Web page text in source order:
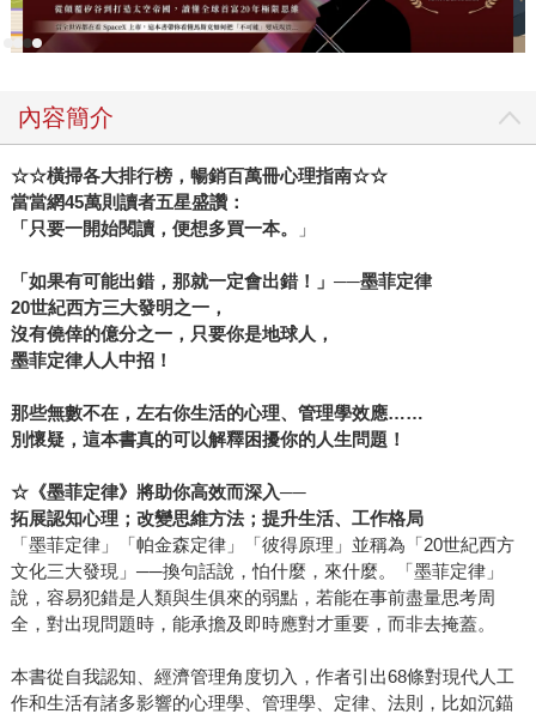
內容簡介
☆☆橫掃各大排行榜，暢銷百萬冊心理指南☆☆
當當網45萬則讀者五星盛讚：
「只要一開始閱讀，便想多買一本。 」
「如果有可能出錯，那就一定會出錯！」──墨菲定律
20世紀西方三大發明之一，
沒有僥倖的億分之一，只要你是地球人，
墨菲定律人人中招！
那些無數不在，左右你生活的心理、管理學效應……
別懷疑，這本書真的可以解釋困擾你的人生問題！
☆《墨菲定律》將助你高效而深入──
拓展認知心理；改變思維方法；提升生活、工作格局
「墨菲定律」「帕金森定律」「彼得原理」並稱為「20世紀西方
文化三大發現」──換句話說，怕什麼，來什麼。「墨菲定律」
說，容易犯錯是人類與生俱來的弱點，若能在事前盡量思考周
全，對出現問題時，能承擔及即時應對才重要，而非去掩蓋。
本書從自我認知、經濟管理角度切入，作者引出68條對現代人工
作和生活有諸多影響的心理學、管理學、定律、法則，比如沉錨